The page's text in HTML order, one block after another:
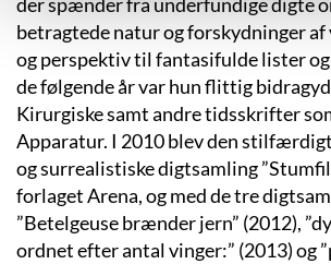
betragtede natur og forskydninger
og perspektiv til fantasifulde lister
de følgende år var hun flittig
Kirurgiske samt andre tidsskrifter
Apparatur. I 2010 blev den
og surrealistiske digtsamling
forlaget Arena, og med de tre
”Betelgeuse brænder jern” (2012),
ordnet efter antal vinger:” (2013) og